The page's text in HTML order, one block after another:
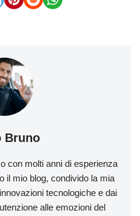
Bruno
con molti anni di esperienza
il mio blog, condivido la mia
tecnologiche e dai
alle emozioni del